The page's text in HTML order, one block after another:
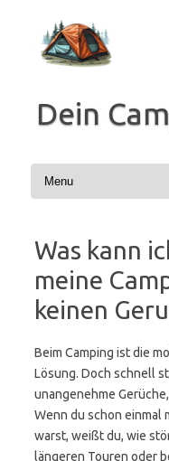
springen
Dein
Was kann
meine
keinen
Beim Camping ist die
Lösung. Doch schnell
unangenehme
Wenn du schon einmal
warst, weißt du, wie
längeren Touren oder